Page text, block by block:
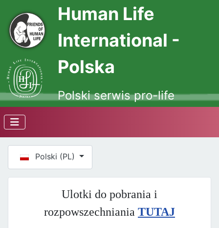
Human Life
International -
Polska
Polski serwis pro-life
Wybierz swój język
Polski (PL)
Ulotki do pobrania i
rozpowszechniania TUTAJ